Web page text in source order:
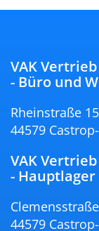
VAK
- Büro und
Rheinstraße 15
44579
VAK
- Hauptlager
44579